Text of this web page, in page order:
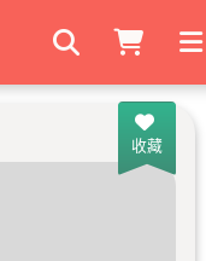
搜尋商家
收藏